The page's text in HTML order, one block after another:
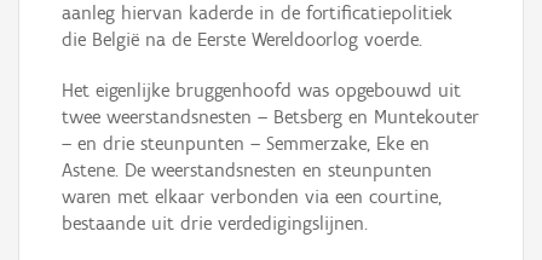
aanleg hiervan kaderde in de fortificatiepolitiek
die België na de Eerste Wereldoorlog voerde.
Het eigenlijke bruggenhoofd was opgebouwd uit
twee weerstandsnesten – Betsberg en Muntekouter
– en drie steunpunten – Semmerzake, Eke en
Astene. De weerstandsnesten en steunpunten
waren met elkaar verbonden via een courtine,
bestaande uit drie verdedigingslijnen.